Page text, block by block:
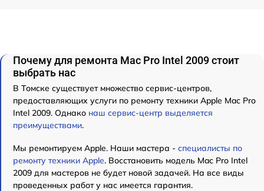
Почему для ремонта Mac Pro Intel 2009 стоит
выбрать нас
В Томске существует множество сервис-центров,
предоставляющих услуги по ремонту техники Apple Mac Pro
Intel 2009. Однако наш сервис-центр выделяется
преимуществами.
Мы ремонтируем Apple. Наши мастера - специалисты по
ремонту техники Apple. Восстановить модель Mac Pro Intel
2009 для мастеров не будет новой задачей. На все виды
проведенных работ у нас имеется гарантия.